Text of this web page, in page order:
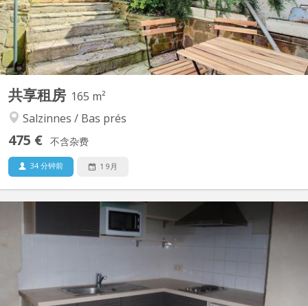
共享租房 165 m²
Salzinnes / Bas prés
475 € 不含杂费
34 分钟前 1 9月
quelques minutes du centre-ville. ✨ La maison (165 m²)...
KN 591
Studio très spacieux et lumineux . il se compose au rez de ch d
une cuisine équipée, salon 1er étage: sdb grande pièce d étude, 2
ème étage, 1 chambre Le studio est entièrement meublé et
rénové Aun centre de namur. Convient pour 1 ou 2 personne (s).
Ce bien est entièrement conforme aux...